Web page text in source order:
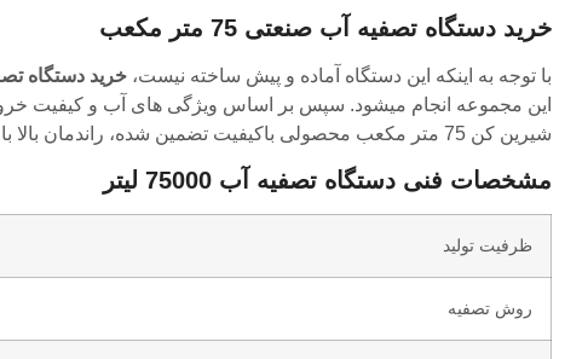
خرید دستگاه تصفیه آب صنعتی 75 متر مکعب
با توجه به اینکه این دستگاه آماده و پیش ساخته نیست، خرید دستگاه تصفیه آب 75000
این مجموعه انجام میشود. سپس بر اساس ویژگی های آب و کیفیت
شیرین کن 75 متر مکعب محصولی باکیفیت تضمین شده، راندمان بالا با طراحی و تولید 100 درصد سفارشی در اختیارتان قرار خواهد گرفت.
مشخصات فنی دستگاه تصفیه آب 75000 لیتر
ظرفیت تولید
روش تصفیه